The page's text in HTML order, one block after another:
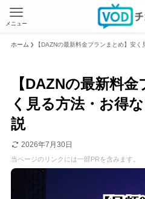
メニュー
ホーム 【DAZNの最新料金プランまとめ】安
【DAZNの最新料
く見る方法・お得
説
2026年7月30日
当ページのリンクには一部PRを含みます。